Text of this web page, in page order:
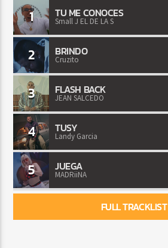
1 TU ME CONOCES
Small J EL DE LA S
2 BRINDO
Cruzito
3 FLASH BACK
JEAN SALCEDO
4 TUSY
Landy Garcia
5 JUEGA
MADRiiNA
FULL TRACKLIST